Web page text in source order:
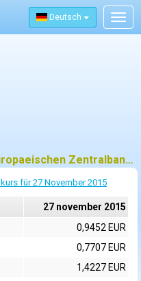
Deutsch
Referenzwechselkurse der Europaeischen Zentralbank (EZB) fuer 27 november 2015
für 27 November 2015
27 november 2015
0,9452 EUR
0,7707 EUR
1,4227 EUR